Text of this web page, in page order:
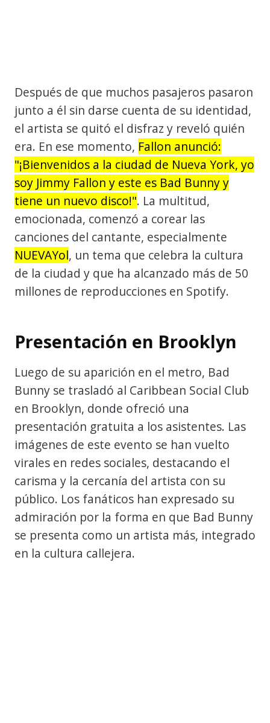
Después de que muchos pasajeros pasaron
junto a él sin darse cuenta de su identidad,
el artista se quitó el disfraz y reveló quién
era. En ese momento, Fallon anunció:
"¡Bienvenidos a la ciudad de Nueva York, yo
soy Jimmy Fallon y este es Bad Bunny y
tiene un nuevo disco!". La multitud,
emocionada, comenzó a corear las
canciones del cantante, especialmente
NUEVAYol, un tema que celebra la cultura
de la ciudad y que ha alcanzado más de 50
millones de reproducciones en Spotify.
Presentación en Brooklyn
Luego de su aparición en el metro, Bad
Bunny se trasladó al Caribbean Social Club
en Brooklyn, donde ofreció una
presentación gratuita a los asistentes. Las
imágenes de este evento se han vuelto
virales en redes sociales, destacando el
carisma y la cercanía del artista con su
público. Los fanáticos han expresado su
admiración por la forma en que Bad Bunny
se presenta como un artista más, integrado
en la cultura callejera.